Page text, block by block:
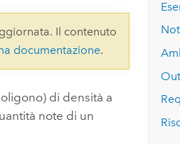
Il contenuto
documentazione.
di densità a
note di un